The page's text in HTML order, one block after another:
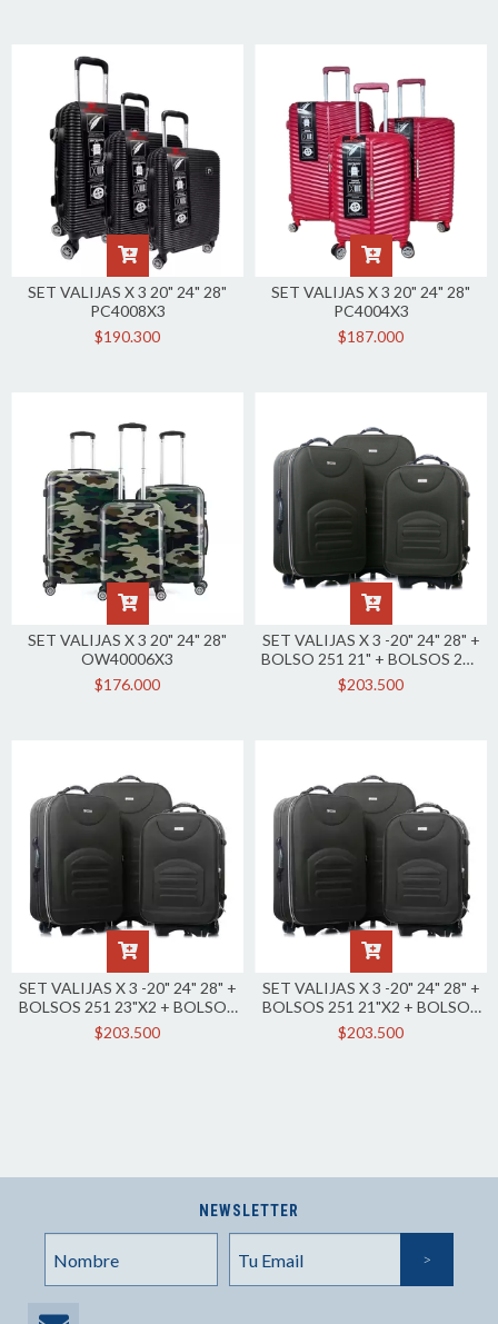
SET VALIJAS X 3 20" 24" 28"
PC4008X3
$190.300
SET VALIJAS X 3 20" 24" 28"
PC4004X3
$187.000
SET VALIJAS X 3 20" 24" 28"
OW40006X3
$176.000
SET VALIJAS X 3 -20" 24" 28" +
BOLSO 251 21" + BOLSOS 251
23" + BOLSOS 251 25" +
BOLSO 251 27"
$203.500
SET VALIJAS X 3 -20" 24" 28" +
BOLSOS 251 23"X2 + BOLSOS
251 27"X2- OW40000SET02X7
$203.500
SET VALIJAS X 3 -20" 24" 28" +
BOLSOS 251 21"X2 + BOLSOS
251 25"X2- OW40000SET01X7
$203.500
NEWSLETTER